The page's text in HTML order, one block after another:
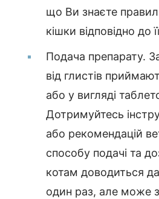
що Ви знаєте
кішки відповідно до
Подача препарату.
від глистів
або у вигляді
Дотримуйтесь
або рекомендацій
способу подачі та
котам доводиться
один раз, але може